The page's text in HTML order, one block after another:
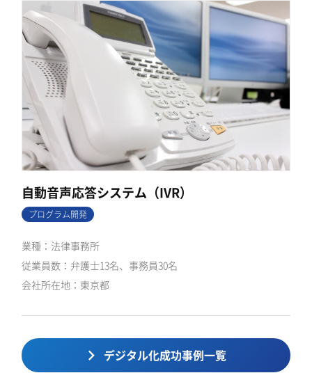
自動音声応答システム（IVR）
プログラム開発
法律事務所
弁護士13名、事務員30名
東京都
デジタル化成功事例一覧